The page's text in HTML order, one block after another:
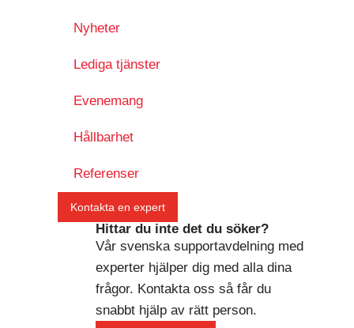
Nyheter
Lediga tjänster
Evenemang
Hållbarhet
Referenser
Kontakta en expert
Hittar du inte det du söker?
Vår svenska supportavdelning med
experter hjälper dig med alla dina
frågor. Kontakta oss så får du
snabbt hjälp av rätt person.